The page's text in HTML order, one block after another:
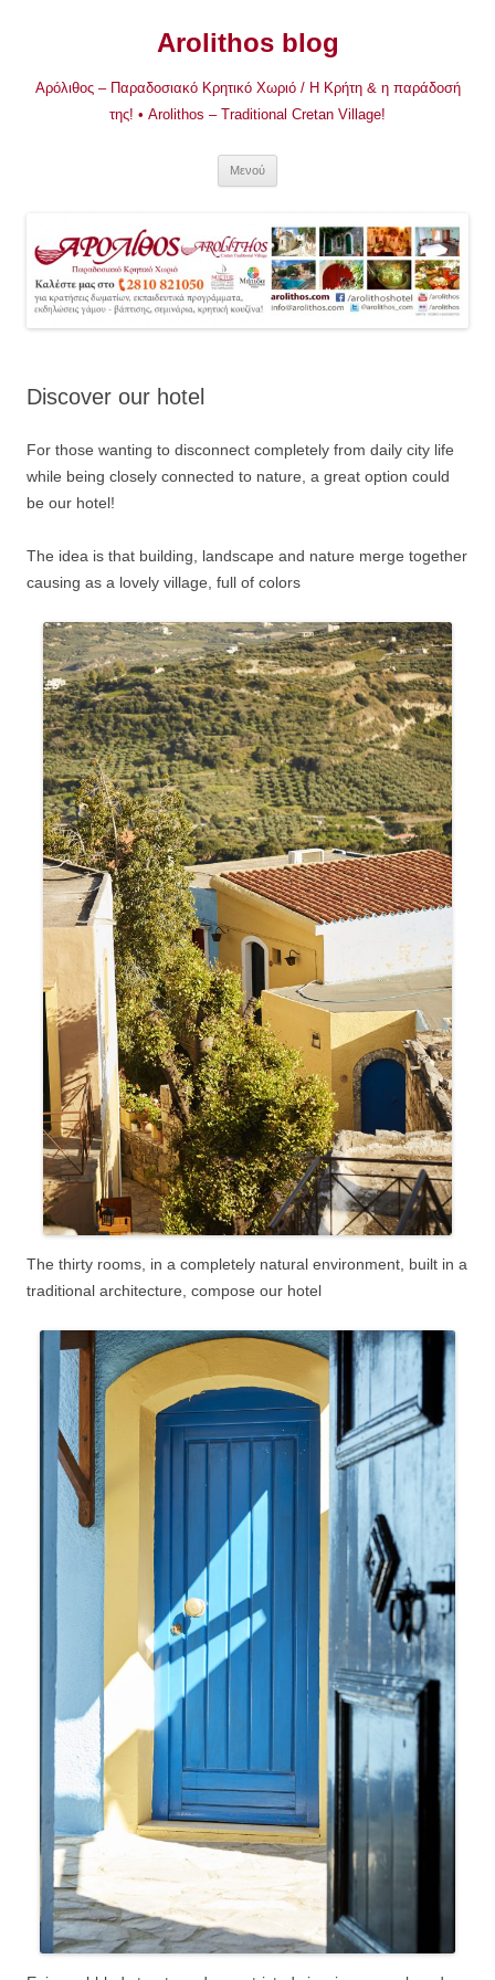
Arolithos blog
Αρόλιθος – Παραδοσιακό Κρητικό Χωριό / Η Κρήτη & η παράδοσή
της! • Arolithos – Traditional Cretan Village!
Μενού
Discover our hotel
For those wanting to disconnect completely from daily city life
while being closely connected to nature, a great option could
be our hotel!
The idea is that building, landscape and nature merge together
causing as a lovely village, full of colors
The thirty rooms, in a completely natural environment, built in a
traditional architecture, compose our hotel